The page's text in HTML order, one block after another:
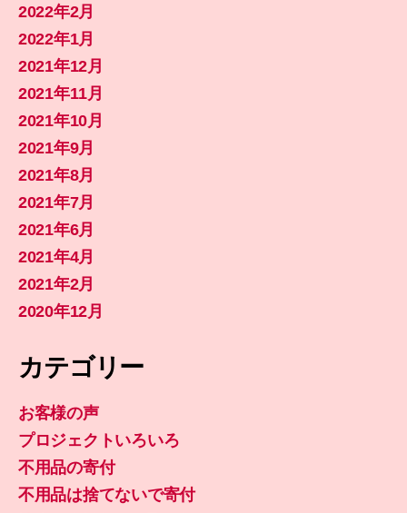
2022年2月
2022年1月
2021年12月
2021年11月
2021年10月
2021年9月
2021年8月
2021年7月
2021年6月
2021年4月
2021年2月
2020年12月
カテゴリー
お客様の声
プロジェクトいろいろ
不用品の寄付
不用品は捨てないで寄付